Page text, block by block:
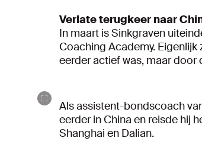
Verlate terugkeer naar
In maart is Sinkgraven
Coaching Academy.
eerder actief was, maar
Als assistent-bondscoach
eerder in China en reisde hij
Shanghai en Dalian.